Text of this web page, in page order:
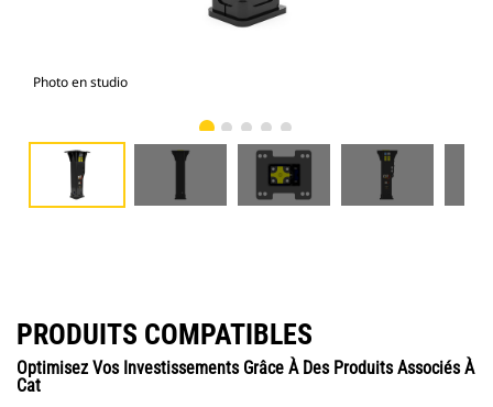
Photo en studio
PRODUITS COMPATIBLES
Optimisez Vos Investissements Grâce À Des Produits Associés À
Cat